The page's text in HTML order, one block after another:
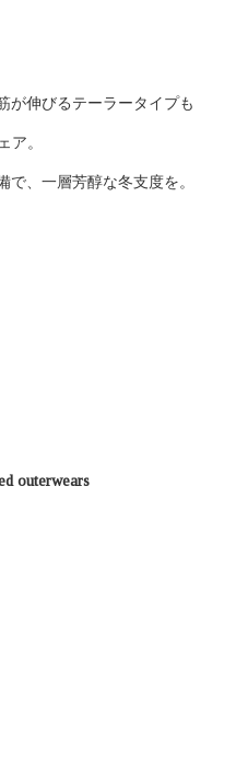
が伸びるテーラータイプも
ア。
、一層芳醇な冬支度を。
outerwears